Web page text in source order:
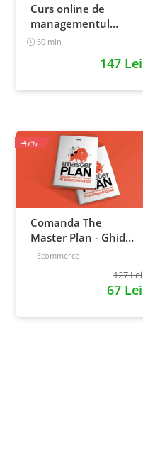
Curs online de
managementul
timpului: cum sa
50 min
147 Lei
Comanda The
Master Plan - Ghid
pentru antreprenori,
Ecommerce
127 Lei
67 Lei
-47%